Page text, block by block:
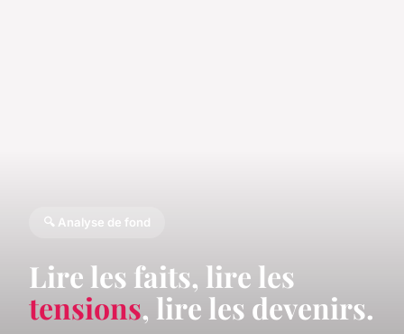
🔍 Analyse de fond
Lire les faits, lire les
tensions, lire les devenirs.